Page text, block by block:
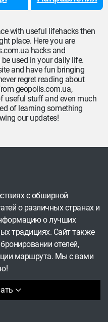
with useful lifehacks then
place. Here you are
hacks and
used in your daily life.
and have fun bringing
regret reading about
geopolis.com.ua,
useful stuff and even much
of learning something
our updates!
с обширной
о различных странах и
о лучших
традициях. Сайт также
отелей,
маршрута. Мы с вами